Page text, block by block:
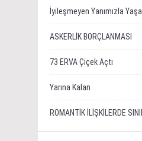
İyileşmeyen Yanımızla
ASKERLİK BORÇLANMASI
73 ERVA Çiçek Açtı
Yarına Kalan
ROMANTİK İLİŞKİLERDE